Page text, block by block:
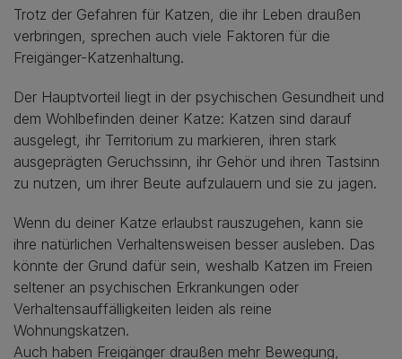
Trotz der Gefahren für Katzen, die ihr Leben draußen
verbringen, sprechen auch viele Faktoren für die
Freigänger-Katzenhaltung.
Der Hauptvorteil liegt in der psychischen Gesundheit und
dem Wohlbefinden deiner Katze: Katzen sind darauf
ausgelegt, ihr Territorium zu markieren, ihren stark
ausgeprägten Geruchssinn, ihr Gehör und ihren Tastsinn
zu nutzen, um ihrer Beute aufzulauern und sie zu jagen.
Wenn du deiner Katze erlaubst rauszugehen, kann sie
ihre natürlichen Verhaltensweisen besser ausleben. Das
könnte der Grund dafür sein, weshalb Katzen im Freien
seltener an psychischen Erkrankungen oder
Verhaltensauffälligkeiten leiden als reine
Wohnungskatzen.
Auch haben Freigänger draußen mehr Bewegung,